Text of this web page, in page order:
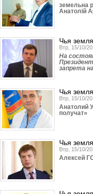
земельна
Анатолій
Чья
Втр, 15/10/
На
запрета
Чья
Втр, 15/10/
Анатолий
получат»
Чья
Втр, 15/10/
Алексей